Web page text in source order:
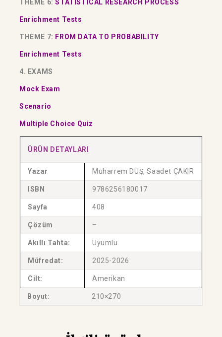
THEME 6:STATISTICAL RESEARCH PROCESS
Enrichment Tests
THEME 7: FROM DATA TO PROBABILITY
Enrichment Tests
4. EXAMS
Mock Exam
Scenario
Multiple Choice Quiz
ÜRÜN DETAYLARI
Yazar Muharrem DUŞ, Saadet ÇAKIR
ISBN 9786256180017
Sayfa 408
Çözüm –
Akıllı Tahta: Uyumlu
Müfredat: 2025-2026
Cilt: Amerikan
Boyut: 210×270